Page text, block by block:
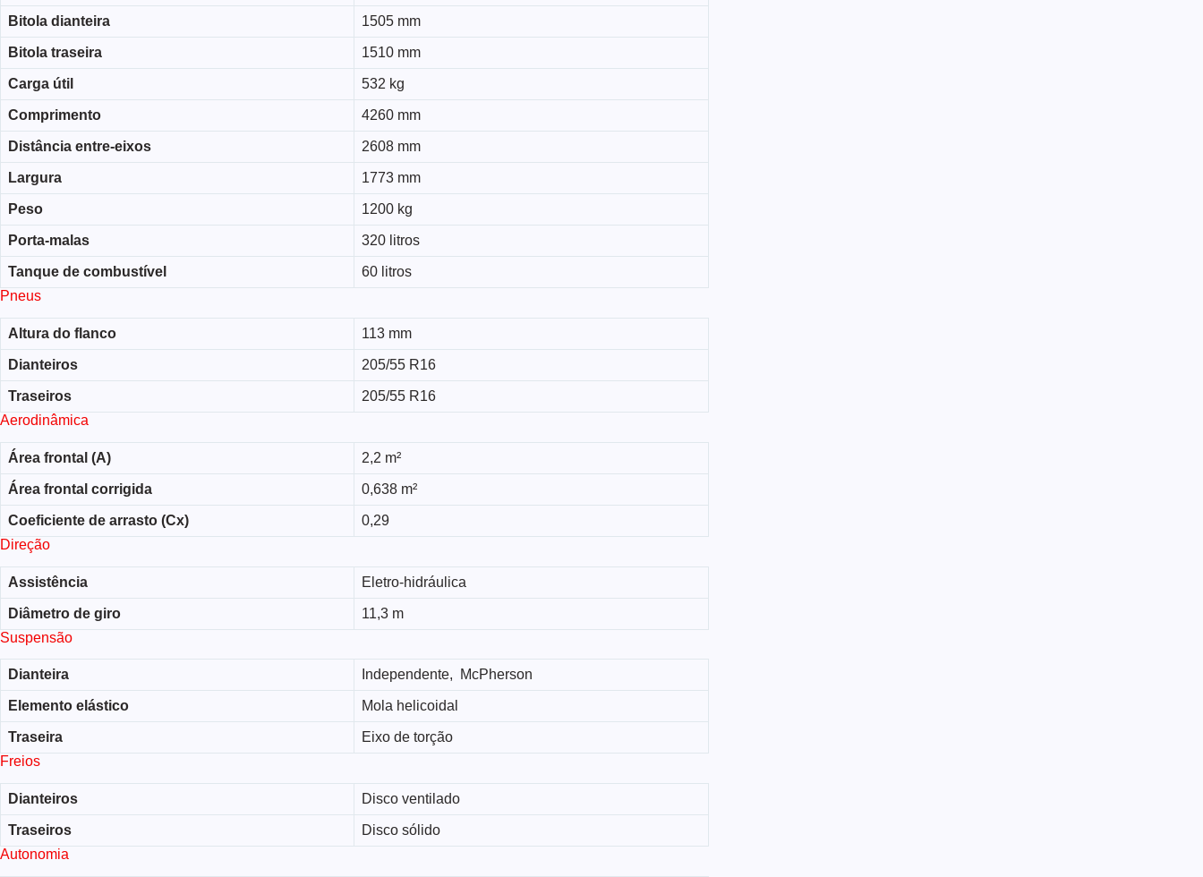
Bitola dianteira 1505 mm
Bitola traseira 1510 mm
Carga útil 532 kg
Comprimento 4260 mm
Distância entre-eixos 2608 mm
Largura 1773 mm
Peso 1200 kg
Porta-malas 320 litros
Tanque de combustível
60 litros
Pneus
Altura do flanco 113 mm
Dianteiros 205/55 R16
Traseiros
205/55 R16
Aerodinâmica
Área frontal (A) 2,2 m²
Área frontal corrigida 0,638 m²
Coeficiente de arrasto (Cx)
0,29
Direção
Assistência Eletro-hidráulica
Diâmetro de giro
11,3 m
Suspensão
Dianteira Independente, McPherson
Elemento elástico Mola helicoidal
Traseira
Eixo de torção
Freios
Dianteiros Disco ventilado
Traseiros
Disco sólido
Autonomia